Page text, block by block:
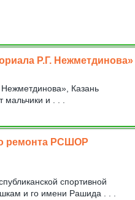
Р.Г. Нежметдинова»
Казань
и . . .
ремонта РСШОР
спортивной
и го имени Рашида . . .